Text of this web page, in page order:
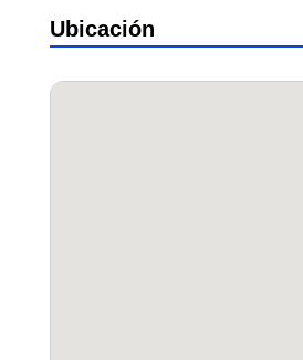
Ubicación